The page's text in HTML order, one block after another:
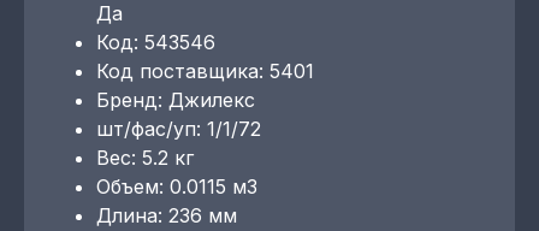
Да
Код: 543546
Код поставщика: 5401
Бренд: Джилекс
шт/фас/уп: 1/1/72
Вес: 5.2 кг
Объем: 0.0115 м3
Длина: 236 мм